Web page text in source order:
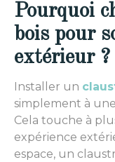
Pourquoi
bois pour
extérieur ?
Installer un
simplement à
Cela touche à
expérience
espace, un